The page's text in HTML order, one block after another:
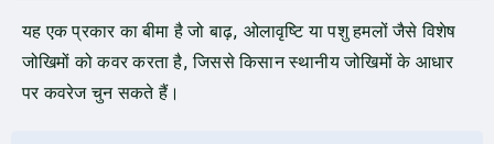
यह एक प्रकार का बीमा है जो बाढ़, ओलावृष्टि या पशु हमलों जैसे विशेष
जोखिमों को कवर करता है, जिससे किसान स्थानीय जोखिमों के आधार
पर कवरेज चुन सकते हैं।